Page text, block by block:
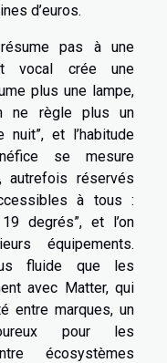
d’euros.
pas à une
vocal crée une
plus une lampe,
ne règle plus un
nuit”, et l’habitude
se mesure
autrefois réservés
à tous :
degrés”, et l’on
équipements.
fluide que les
avec Matter, qui
entre marques, un
pour les
écosystèmes